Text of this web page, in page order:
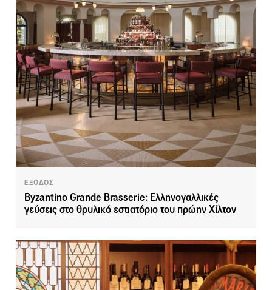
ΕΞΟΔΟΣ
Byzantino Grande Brasserie: Ελληνογαλλικές
γεύσεις στο θρυλικό εστιατόριο του πρώην Χίλτον